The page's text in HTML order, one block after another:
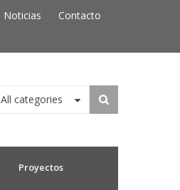
Noticias
Contacto
All categories
Proyectos